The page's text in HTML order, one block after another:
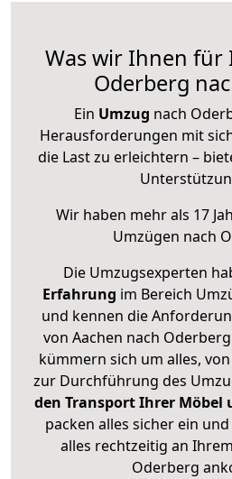
Was wir Ihnen für
Oderberg
Ein Umzug nach
Herausforderungen mit
die Last zu erleichtern –
Wir haben mehr als 17
Umzügen nach
Die Umzugsexperten
Erfahrung im Bereich
und kennen die
von Aachen nach
kümmern sich um alles,
zur Durchführung des
den Transport Ihrer Möbel
packen alles sicher ein
alles rechtzeitig an
Oderberg